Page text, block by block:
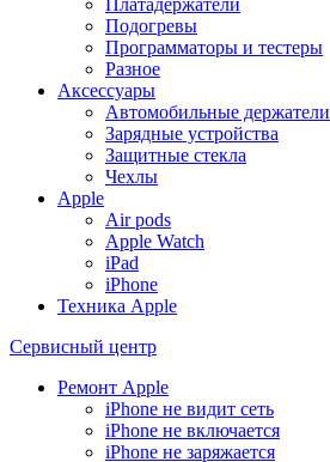
Платадержатели
Подогревы
Программаторы и тестеры
Разное
Аксессуары
Автомобильные держатели
Зарядные устройства
Защитные стекла
Чехлы
Apple
Air pods
Apple Watch
iPad
iPhone
Техника Apple
Сервисный центр
Ремонт Apple
iPhone не видит сеть
iPhone не включается
iPhone не заряжается